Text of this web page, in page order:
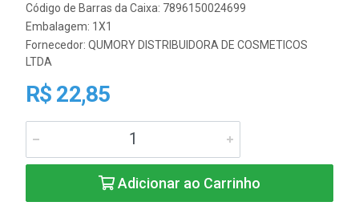
Código de Barras da Caixa: 7896150024699
Embalagem: 1X1
Fornecedor: QUMORY DISTRIBUIDORA DE COSMETICOS
LTDA
R$ 22,85
Adicionar ao Carrinho